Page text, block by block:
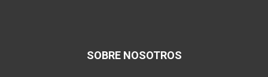
SOBRE NOSOTROS